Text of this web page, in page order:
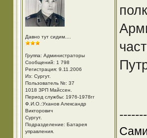
Давно тут сидим....
Группа: Администраторы
Сообщений: 1 798
Регистрация: 9.11.2006
Из: Cургут.
Пользователь №: 37
1018 ЗРП Майссен.
Период службы: 1976-1978гг
Ф.И.О.:Уханов Александр
Викторович
Cургут.
Подразделение: Батарея
управления.